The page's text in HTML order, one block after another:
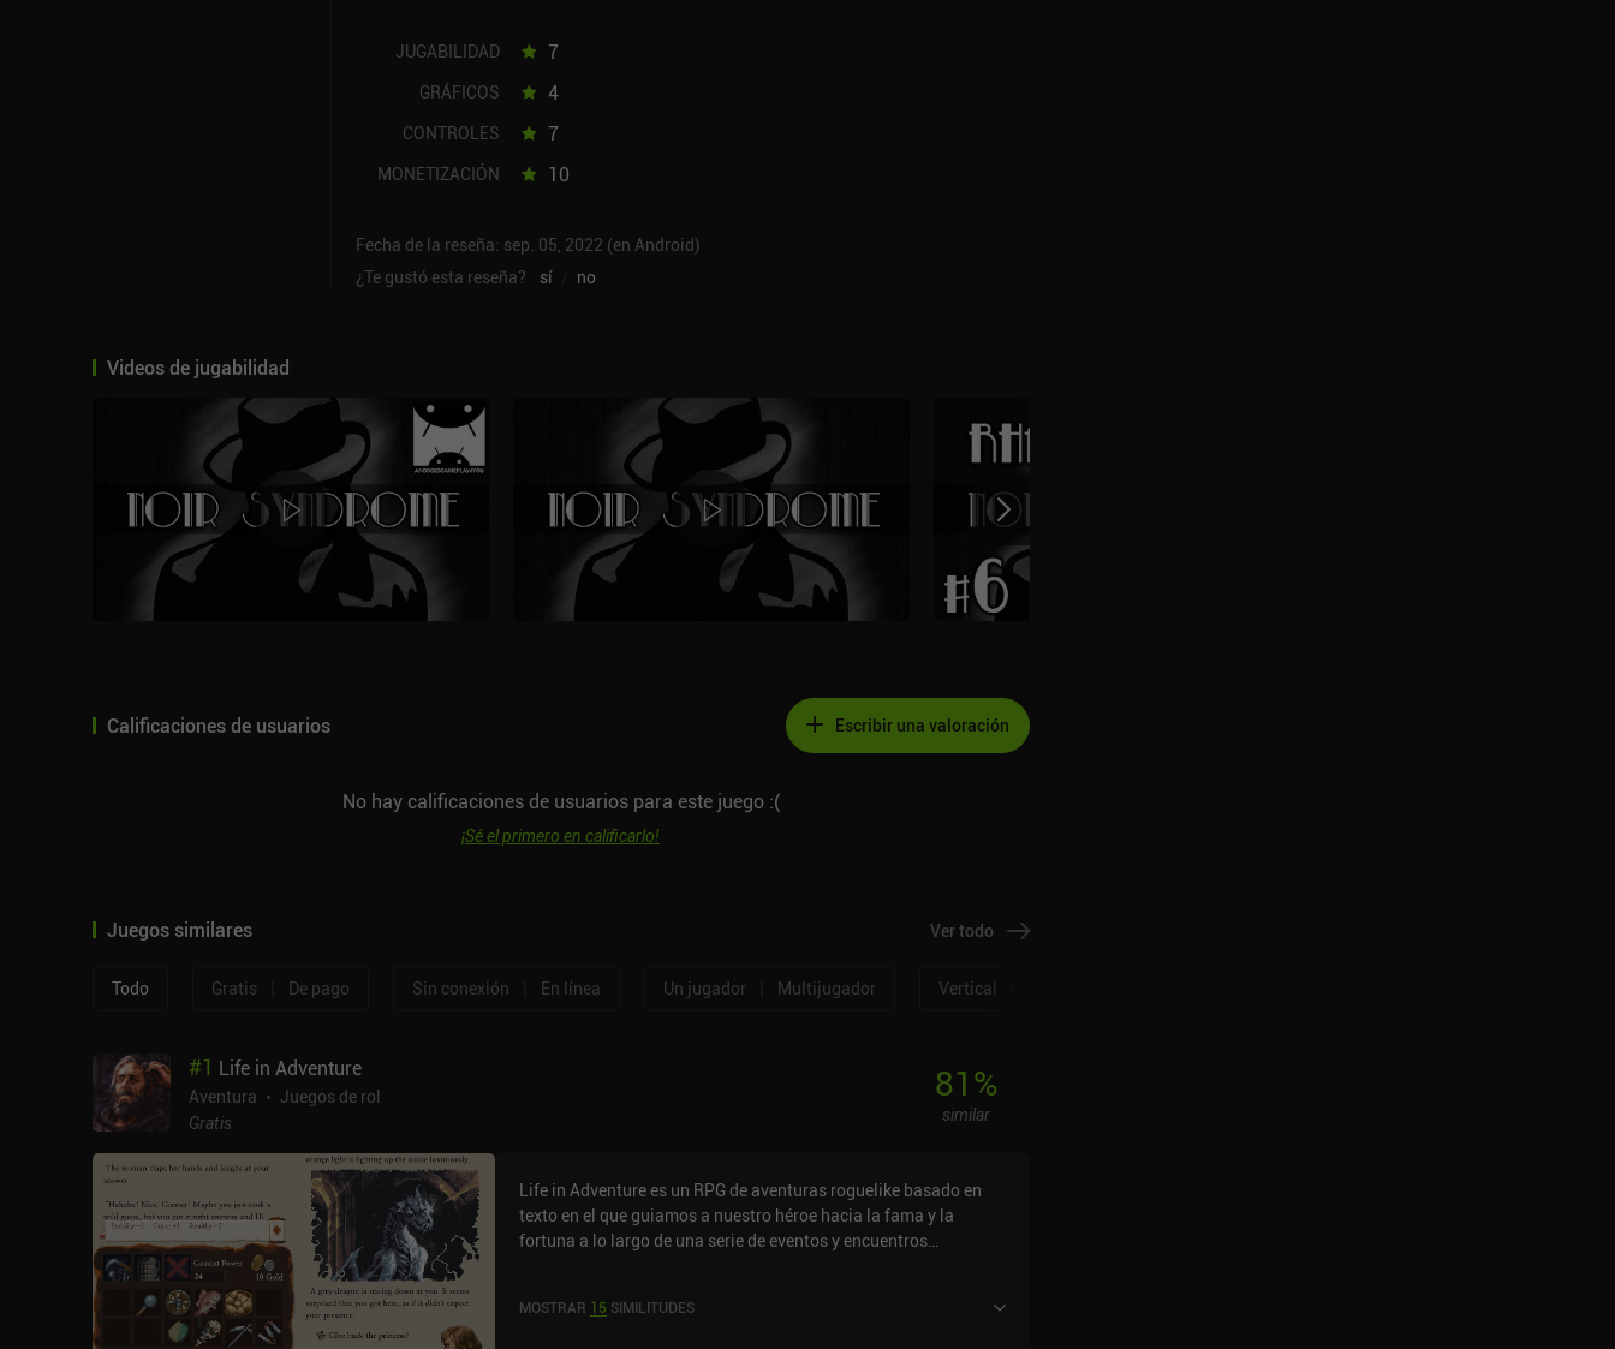
JUGABILIDAD 7
GRÁFICOS 4
CONTROLES 7
MONETIZACIÓN 10
Fecha de la reseña: sep. 05, 2022 (en Android)
¿Te gustó esta reseña?
sí no
Videos de jugabilidad
Calificaciones de usuarios Escribir una valoración
No hay calificaciones de usuarios para este juego :(
¡Sé el primero en calificarlo!
Juegos similares Ver todo
Todo Gratis De pago Sin conexión En línea Un jugador Multijugador Vertical
#1 Life in Adventure
Aventura
Juegos de rol
Gratis
81%
similar
Life in Adventure es un RPG de aventuras roguelike basado en
texto en el que guiamos a nuestro héroe hacia la fama y la
fortuna a lo largo de una serie de eventos y encuentros
aleatorios basados en texto y varias acciones para seleccionar,
MOSTRAR 15 SIMILITUDES